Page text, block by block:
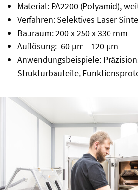
Material: PA2200 (Polyamid),
Verfahren: Selektives Laser
Bauraum: 200 x 250 x 330 mm
Auflösung: 60 µm - 120 µm
Anwendungsbeispiele:
Strukturbauteile,